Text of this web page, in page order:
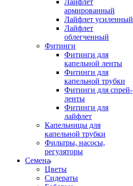
Лайфлет
армированный
Лайфлет усиленный
Лайфлет
облегченный
Фитинги
Фитинги для
капельной ленты
Фитинги для
капельной трубки
Фитинги для спрей-
ленты
Фитинги для
лайфлет
Капельницы для
капельной трубки
Фильтры, насосы,
регуляторы
Семена
Цветы
Сидераты